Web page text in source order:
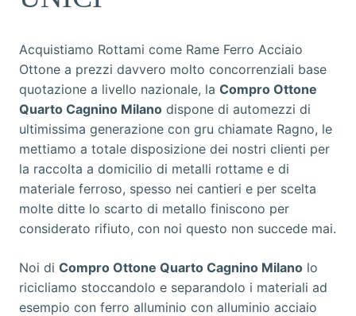
Acquistiamo Rottami come Rame Ferro Acciaio
Ottone a prezzi davvero molto concorrenziali base
quotazione a livello nazionale, la Compro Ottone
Quarto Cagnino Milano dispone di automezzi di
ultimissima generazione con gru chiamate Ragno, le
mettiamo a totale disposizione dei nostri clienti per
la raccolta a domicilio di metalli rottame e di
materiale ferroso, spesso nei cantieri e per scelta
molte ditte lo scarto di metallo finiscono per
considerato rifiuto, con noi questo non succede mai.
Noi di Compro Ottone Quarto Cagnino Milano lo
ricicliamo stoccandolo e separandolo i materiali ad
esempio con ferro alluminio con alluminio acciaio